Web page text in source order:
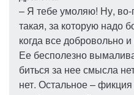
– Я тебе умоляю! Ну,
такая, за которую надо
когда все добровольно
Ее бесполезно
биться за нее смысла
нет. Остальное –